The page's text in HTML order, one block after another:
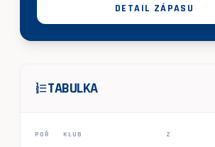
DETAIL ZÁPASU
format_list_numberedTABULKA
POŘ KLUB Z